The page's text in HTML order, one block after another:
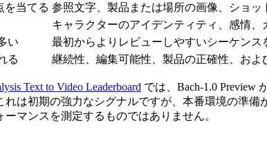
を当てる 参照文字、製品または場所の画像、ショッ
キャラクターのアイデンティティ、感情
い
最初からよりレビューしやすいシーケン
る
継続性、編集可能性、製品の正確性、お
Text to Video Leaderboard では、Bach-1.0 Preview
れは初期の強力なシグナルですが、本番環境の準
マンスを測定するものではありません。